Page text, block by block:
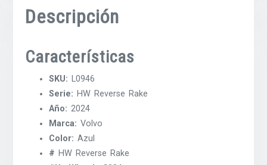
Descripción
Características
SKU: L0946
Serie: HW Reverse Rake
Año: 2024
Marca: Volvo
Color: Azul
# HW Reverse Rake